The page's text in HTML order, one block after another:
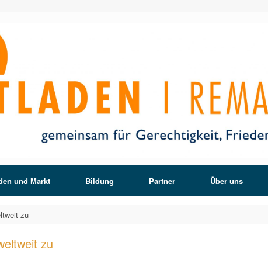
und Markt Bildung Partner Über uns
zu
zu